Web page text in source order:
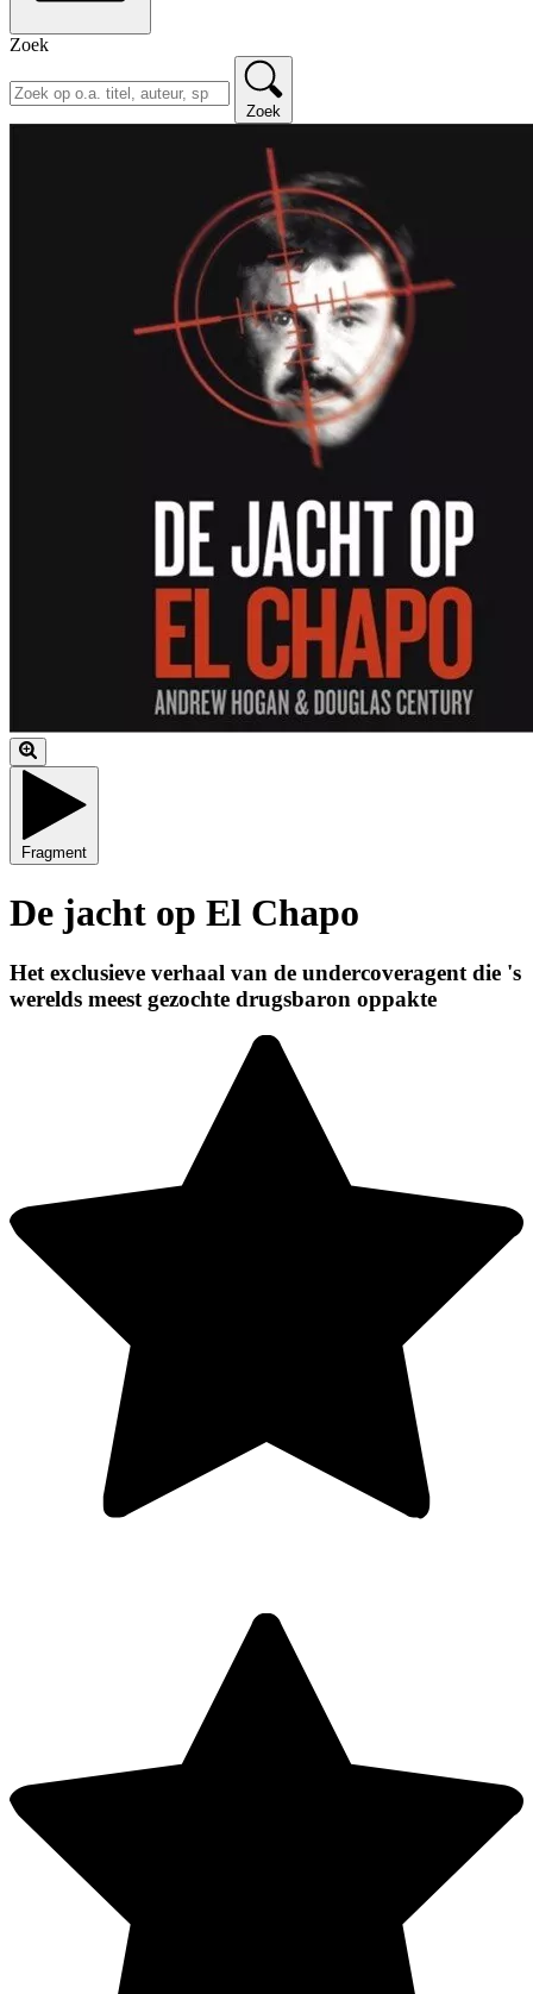
Zoek
Zoek
Fragment
De jacht op El Chapo
Het exclusieve verhaal van de undercoveragent die 's
werelds meest gezochte drugsbaron oppakte